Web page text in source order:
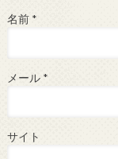
名前 *
メール *
サイト